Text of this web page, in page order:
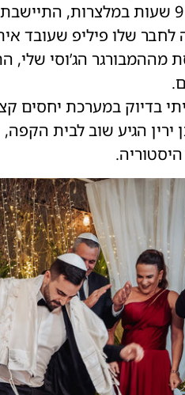
לחבר שלו פיליפ שעובד
מההמבורגר הג’וסי שלי,
בדיוק במערכת יחסים
ירין הגיע שוב לבית